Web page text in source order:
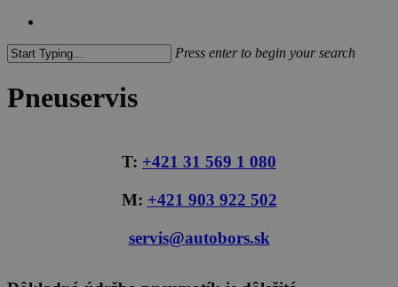
Press enter to begin your search
Search
Pneuservis
T: +421 31 569 1 080
M: +421 903 922 502
servis@autobors.sk